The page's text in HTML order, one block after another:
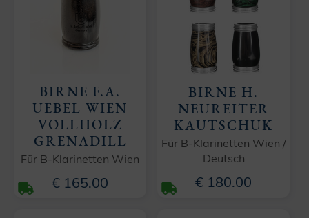
BIRNE F.A.
UEBEL WIEN
VOLLHOLZ
GRENADILL
Für B-Klarinetten Wien
€ 165.00
BIRNE H.
NEUREITER
KAUTSCHUK
Für B-Klarinetten Wien /
Deutsch
€ 180.00